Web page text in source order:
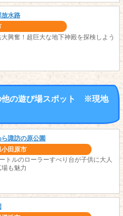
水路
興奮！超巨大な地下神殿を探検しよう
他の遊び場スポット ※現地
諏訪の原公園
田原市
トルのローラーすべり台が子供に大人
も魅力